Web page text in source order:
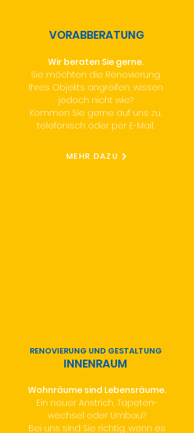
Wir beraten Sie gerne.
Sie möchten die Renovierung
Ihres Objekts angreifen, wissen
jedoch nicht wie?
Kommen Sie gerne auf uns zu,
telefonisch oder per E-Mail.
VORABBERATUNG
MEHR DAZU
RENOVIERUNG UND GESTALTUNG
INNENRAUM
Wohnräume sind Lebensräume.
Ein neuer Anstrich, Tapeten-
wechsel oder Umbau?
Bei uns sind Sie richtig, wenn es